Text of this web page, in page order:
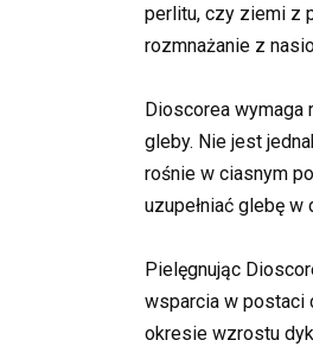
perlitu, czy ziemi z
rozmnażanie z
Dioscorea
gleby. Nie jest
rośnie w ciasnym
uzupełniać glebę w
Pielęgnując
wsparcia w postaci
okresie wzrostu